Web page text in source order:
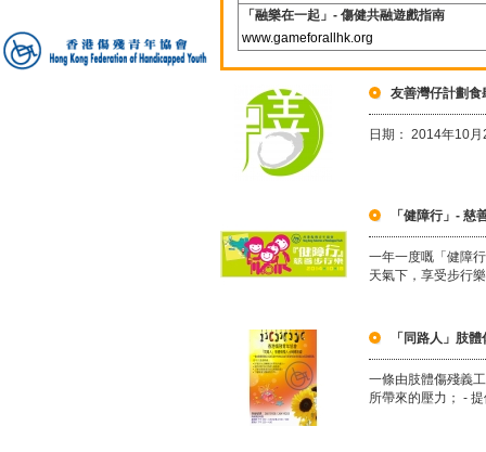
「融樂在一起」- 傷健共融遊戲指南
www.gameforallhk.org
友善灣仔計劃食
日期： 2014年10
「健障行」- 慈
一年一度嘅「健障
天氣下，享受步行
「同路人」肢
一條由肢體傷殘義
所帶來的壓力； -